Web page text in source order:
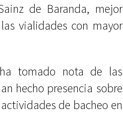
de Baranda, mejor
vialidades con mayor
ha tomado nota de las
hecho presencia sobre
de bacheo en